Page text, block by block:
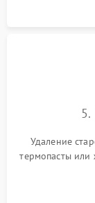
Удаление
термопасты или
платы в